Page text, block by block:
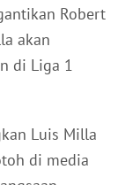
Robert
akan
di Liga 1
Luis Milla
di media